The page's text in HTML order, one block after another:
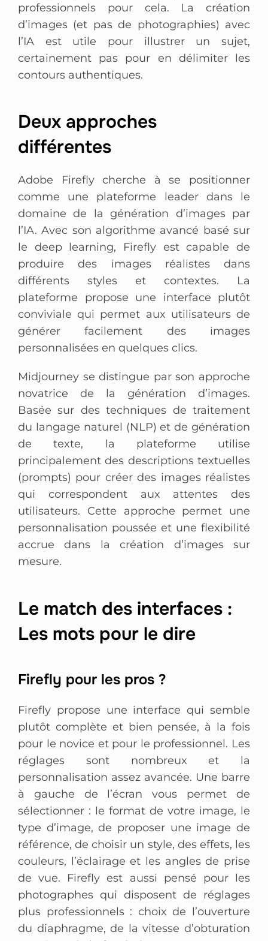
professionnels pour cela. La création
d’images (et pas de photographies) avec
l’IA est utile pour illustrer un sujet,
certainement pas pour en délimiter les
contours authentiques.
Deux approches
différentes
Adobe Firefly cherche à se positionner
comme une plateforme leader dans le
domaine de la génération d’images par
l’IA. Avec son algorithme avancé basé sur
le deep learning, Firefly est capable de
produire des images réalistes dans
différents styles et contextes. La
plateforme propose une interface plutôt
conviviale qui permet aux utilisateurs de
générer facilement des images
personnalisées en quelques clics.
Midjourney se distingue par son approche
novatrice de la génération d’images.
Basée sur des techniques de traitement
du langage naturel (NLP) et de génération
de texte, la plateforme utilise
principalement des descriptions textuelles
(prompts) pour créer des images réalistes
qui correspondent aux attentes des
utilisateurs. Cette approche permet une
personnalisation poussée et une flexibilité
accrue dans la création d’images sur
mesure.
Le match des interfaces :
Les mots pour le dire
Firefly pour les pros ?
Firefly propose une interface qui semble
plutôt complète et bien pensée, à la fois
pour le novice et pour le professionnel. Les
réglages sont nombreux et la
personnalisation assez avancée. Une barre
à gauche de l’écran vous permet de
sélectionner : le format de votre image, le
type d’image, de proposer une image de
référence, de choisir un style, des effets, les
couleurs, l’éclairage et les angles de prise
de vue. Firefly est aussi pensé pour les
photographes qui disposent de réglages
plus professionnels : choix de l’ouverture
du diaphragme, de la vitesse d’obturation